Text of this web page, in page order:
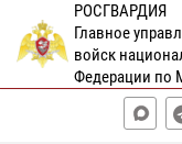
РОСГВАРДИЯ
Главное
войск
Федерации по